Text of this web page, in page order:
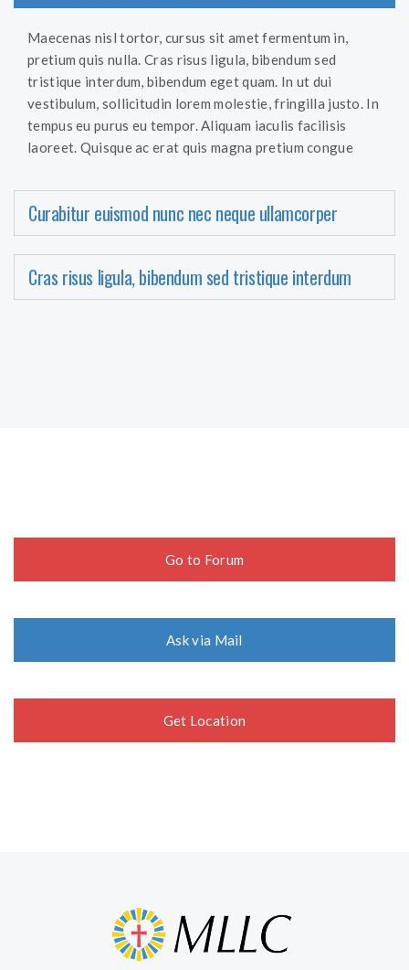
Maecenas nisl tortor, cursus sit amet fermentum in,
pretium quis nulla. Cras risus ligula, bibendum sed
tristique interdum, bibendum eget quam. In ut dui
vestibulum, sollicitudin lorem molestie, fringilla justo. In
tempus eu purus eu tempor. Aliquam iaculis facilisis
laoreet. Quisque ac erat quis magna pretium congue
Curabitur euismod nunc nec neque ullamcorper
Cras risus ligula, bibendum sed tristique interdum
Go to Forum
Ask via Mail
Get Location